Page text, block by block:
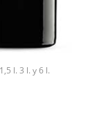
l. 3 l. y 6 l.